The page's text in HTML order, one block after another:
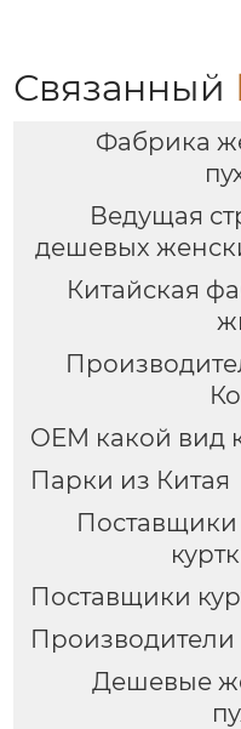
Связанный
Фабрика
Ведущая
дешевых
Китайская
OEM какой вид
Парки из Китая
Поставщики
Производители
Дешевые